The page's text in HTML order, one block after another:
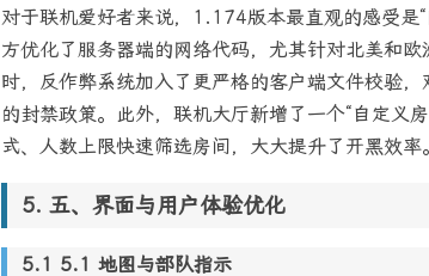
对于联机爱好者来说，1.174版本最直观的感受是
方优化了服务器端的网络代码，尤其针对北美和
时，反作弊系统加入了更严格的客户端文件校验
的封禁政策。此外，联机大厅新增了一个“自定义
式、人数上限快速筛选房间，大大提升了开黑效率。
五、界面与用户体验优化
5.1 地图与部队指示